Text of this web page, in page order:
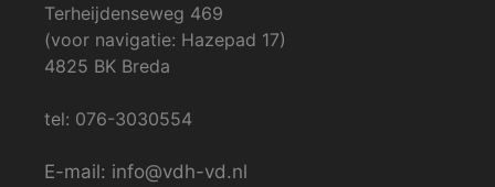
Terheijdenseweg 469
(voor navigatie: Hazepad 17)
4825 BK Breda
tel: 076-3030554
E-mail: info@vdh-vd.nl